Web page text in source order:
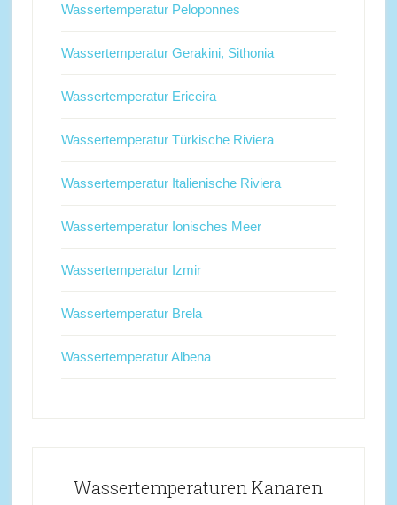
Wassertemperatur Peloponnes
Wassertemperatur Gerakini, Sithonia
Wassertemperatur Ericeira
Wassertemperatur Türkische Riviera
Wassertemperatur Italienische Riviera
Wassertemperatur Ionisches Meer
Wassertemperatur Izmir
Wassertemperatur Brela
Wassertemperatur Albena
Wassertemperaturen Kanaren